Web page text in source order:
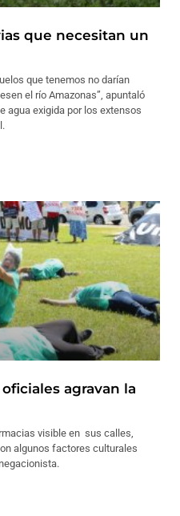
que necesitan un
que tenemos no darían
el río Amazonas”, apuntaló
agua exigida por los extensos
agravan la
visible en sus calles,
algunos factores culturales